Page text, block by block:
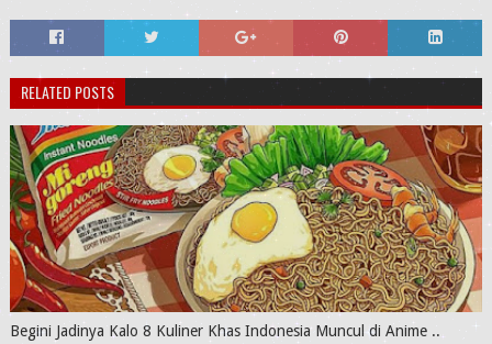
RELATED POSTS
Begini Jadinya Kalo 8 Kuliner Khas Indonesia Muncul di Anime ..